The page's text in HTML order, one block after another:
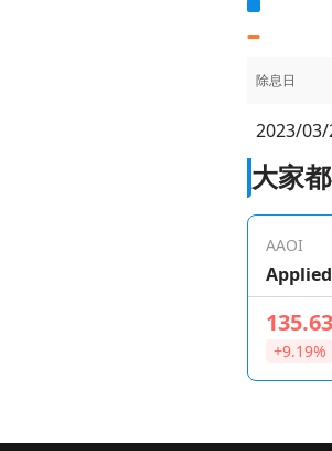
除息日
2023/
大家
AAOI
Applied
135.63
+9.19%